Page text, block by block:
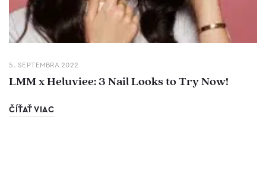
5. SEPTEMBRA 2022
LMM x Heluviee: 3 Nail Looks to Try Now!
ČÍŤAŤ VIAC